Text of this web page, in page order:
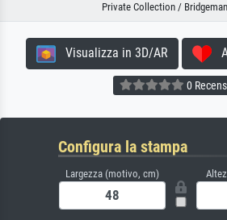
Private Collection /
Visualizza in 3D/AR
0
Configura la stampa
Largezza (motivo, cm)